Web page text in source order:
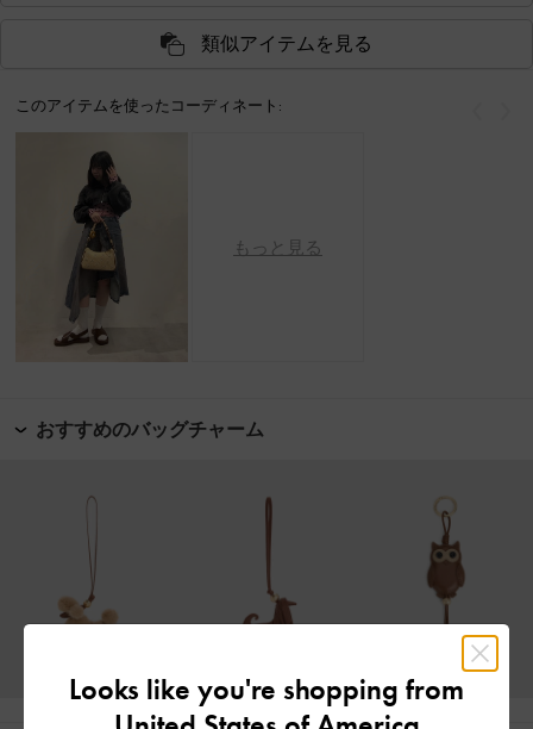
類似アイテムを見る
このアイテムを使ったコーディネート:
もっと見る
おすすめのバッグチャーム
Looks like you're shopping from